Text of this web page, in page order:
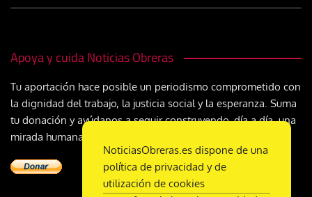
Apoya y cuida Noticias Obreras
Tu aportación hace posible un periodismo comprometido con
la dignidad del trabajo, la justicia social y la esperanza. Suma
tu donación y ayúdanos a seguir construyendo, día a día, una
mirada humana y cristiana sobre el mundo del trabajo
NoticiasObreras.es dispone de una
política de privacidad y de
utilización de cookies